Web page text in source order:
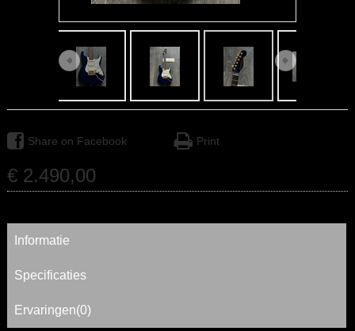
Share on Facebook Print
€ 2.490,00
Informatie
Specificaties
Ervaringen(0)